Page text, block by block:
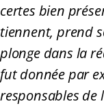
certes bien
tiennent, prend
plonge dans la
fut donnée par
responsables de